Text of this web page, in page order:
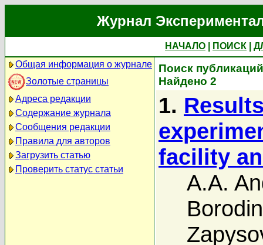
Журнал
НАЧАЛО ПОИСК
Общая информация о журнале
Золотые страницы
Адреса редакции
Содержание журнала
Сообщения редакции
Правила для авторов
Загрузить статью
Проверить статус статьи
Поиск
Найдено 2
1.
facility
A.A.
Borodin